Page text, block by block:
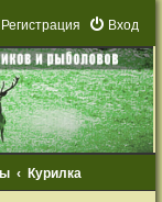
Вход
Регистрация
Курилка